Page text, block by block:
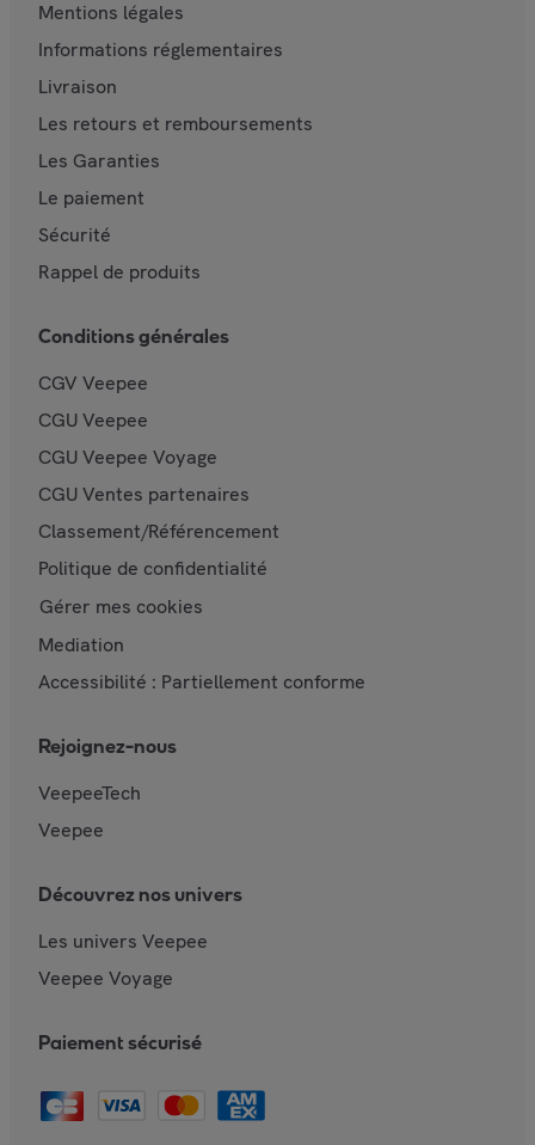
Mentions légales
Informations réglementaires
Livraison
Les retours et remboursements
Les Garanties
Le paiement
Sécurité
Rappel de produits
Conditions générales
CGV Veepee
CGU Veepee
CGU Veepee Voyage
CGU Ventes partenaires
Classement/Référencement
Politique de confidentialité
Gérer mes cookies
Mediation
Accessibilité : Partiellement conforme
Rejoignez-nous
VeepeeTech
Veepee
Découvrez nos univers
Les univers Veepee
Veepee Voyage
Paiement sécurisé